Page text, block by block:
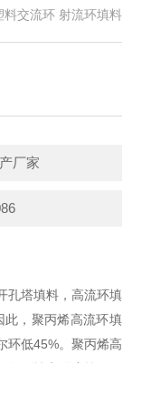
料交流环 射流环填料
厂家
孔塔填料，高流环填
此，聚丙烯高流环填
环低45%。聚丙烯高
刚性和强度较好。